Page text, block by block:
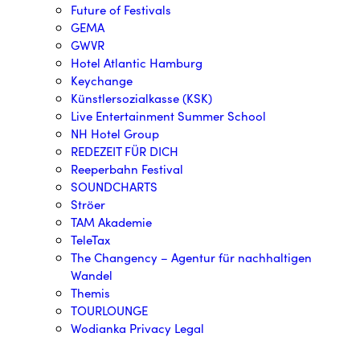
Future of Festivals
GEMA
GWVR
Hotel Atlantic Hamburg
Keychange
Künstlersozialkasse (KSK)
Live Entertainment Summer School
NH Hotel Group
REDEZEIT FÜR DICH
Reeperbahn Festival
SOUNDCHARTS
Ströer
TAM Akademie
TeleTax
The Changency – Agentur für nachhaltigen
Wandel
Themis
TOURLOUNGE
Wodianka Privacy Legal